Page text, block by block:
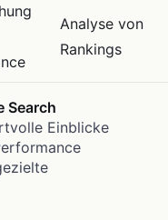
Analyse von
Rankings
Search
Einblicke